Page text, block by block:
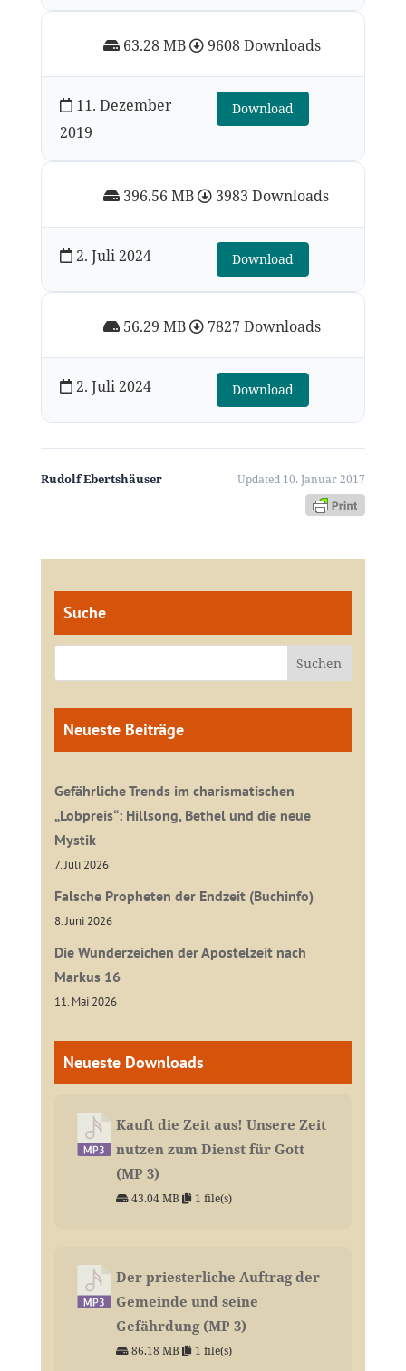
56.29 MB 7827 Downloads
2. Juli 2024 Download
396.56 MB 3983 Downloads
2. Juli 2024 Download
63.28 MB 9608 Downloads
11. Dezember
2019
Download
Rudolf Ebertshäuser Updated 10. Januar 2017
Suche
Neueste Beiträge
Gefährliche Trends im charismatischen
„Lobpreis“: Hillsong, Bethel und die neue
Mystik
7. Juli 2026
Falsche Propheten der Endzeit (Buchinfo)
8. Juni 2026
Die Wunderzeichen der Apostelzeit nach
Markus 16
11. Mai 2026
Neueste Downloads
Kauft die Zeit aus! Unsere Zeit
nutzen zum Dienst für Gott
(MP 3)
43.04 MB 1 file(s)
Der priesterliche Auftrag der
Gemeinde und seine
Gefährdung (MP 3)
86.18 MB 1 file(s)